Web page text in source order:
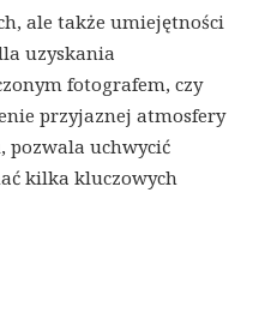
ale także umiejętności
uzyskania
fotografem, czy
przyjaznej atmosfery
pozwala uchwycić
kilka kluczowych